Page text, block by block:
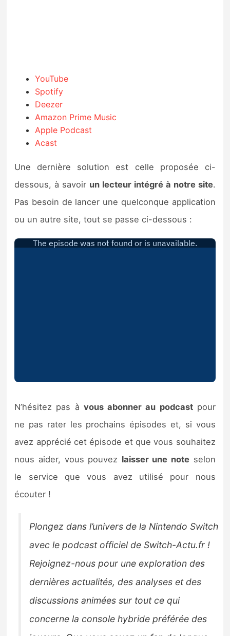
YouTube
Spotify
Deezer
Amazon Prime Music
Apple Podcast
Acast
Une dernière solution est celle proposée ci-
dessous, à savoir un lecteur intégré à notre site.
Pas besoin de lancer une quelconque application
ou un autre site, tout se passe ci-dessous :
N’hésitez pas à vous abonner au podcastpour
ne pas rater les prochains épisodes et, si vous
avez apprécié cet épisode et que vous souhaitez
nous aider, vous pouvez laisser une note selon
le service que vous avez utilisé pour nous
écouter !
Plongez dans l’univers de la Nintendo Switch
avec le podcast officiel de Switch-Actu.fr !
Rejoignez-nous pour une exploration des
dernières actualités, des analyses et des
discussions animées sur tout ce qui
concerne la console hybride préférée des